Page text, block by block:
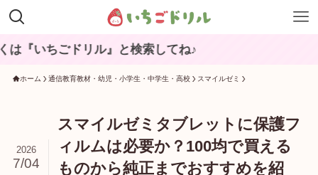
ホーム 通信教育教材・幼児・小学生・中学生・高校 スマイルゼミ
スマイルゼミタブレットに保護フ
ィルムは必要か？100均で買える
ものから純正までおすすめを紹
2026
7/04